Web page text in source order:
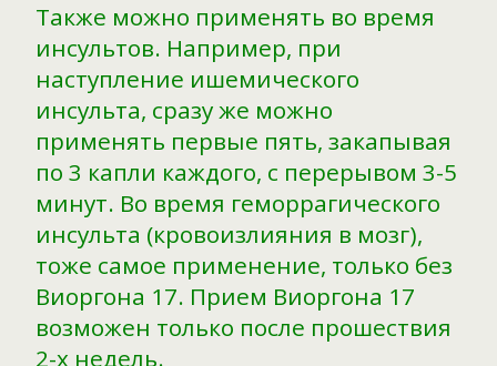
Также можно применять во время
инсультов. Например, при
наступление ишемического
инсульта, сразу же можно
применять первые пять, закапывая
по 3 капли каждого, с перерывом 3-5
минут. Во время геморрагического
инсульта (кровоизлияния в мозг),
тоже самое применение, только без
Виоргона 17. Прием Виоргона 17
возможен только после прошествия
2-х недель.